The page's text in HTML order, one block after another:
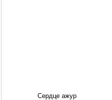
Сердце ажур